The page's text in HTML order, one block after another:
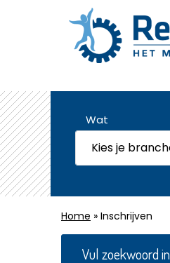
Wat
Home » Inschrijven
Vul zoekwoord in